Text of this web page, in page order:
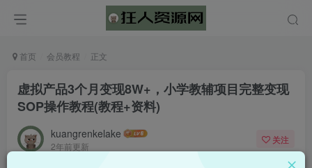
首页 会员教程 正文
虚拟产品3个月变现8W+，小学教辅项目完整变现
SOP操作教程(教程+资料)
kuangrenkelake
2年前更新
关注